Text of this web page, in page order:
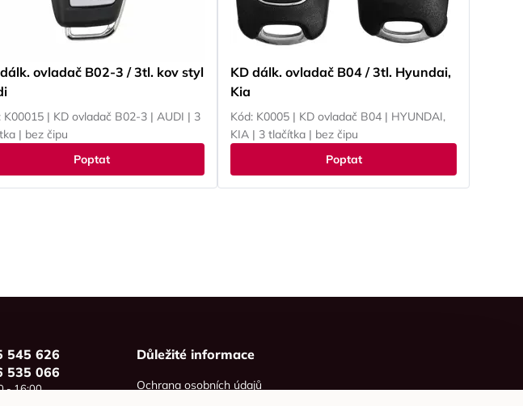
ovladač B02-3 / 3tl. kov styl
K00015 | KD ovladač B02-3 | AUDI | 3
| bez čipu
Poptat
KD dálk. ovladač B04 / 3tl. Hyundai,
Kia
Kód: K0005 | KD ovladač B04 | HYUNDAI,
KIA | 3 tlačítka | bez čipu
Poptat
545 626
535 066
- 16:00
Důležité informace
Ochrana osobních údajů